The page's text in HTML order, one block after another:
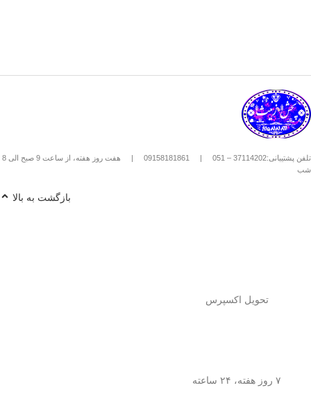
تلفن پشتیبانی:37114202 – 051 |
09158181861
|
هفت روز هفته، از ساعت 9 صبح الی 8
شب
بازگشت به بالا
تحویل اکسپرس
۷ روز هفته، ۲۴ ساعته